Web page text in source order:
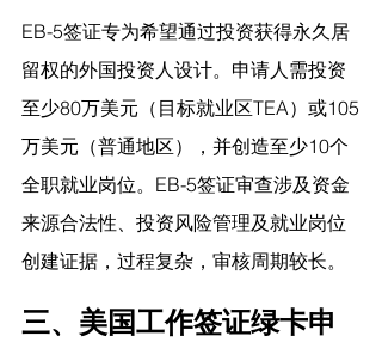
EB-5签证专为希望通过投资获得永久居
留权的外国投资人设计。申请人需投资
至少80万美元（目标就业区TEA）或105
万美元（普通地区），并创造至少10个
全职就业岗位。EB-5签证审查涉及资金
来源合法性、投资风险管理及就业岗位
创建证据，过程复杂，审核周期较长。
三、美国工作签证绿卡申